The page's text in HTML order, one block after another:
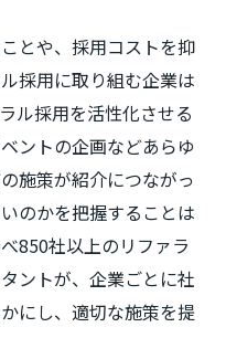
とや、採用コストを抑
採用に取り組む企業は
ル採用を活性化させる
ントの企画などあらゆ
施策が紹介につながっ
のかを把握することは
850社以上のリファラ
ントが、企業ごとに社
にし、適切な施策を提